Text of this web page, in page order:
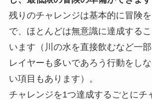
残りのチャレンジは基本的に冒険
で、ほとんどは無意識に達成する
います（川の水を直接飲むなど一
レイヤーも多いであろう行動をし
い項目もあります）。
チャレンジを1つ達成するごとにチ